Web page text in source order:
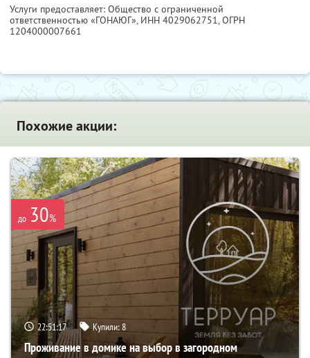
Услуги предоставляет: Общество с ограниченной
ответственностью «ГОНАЮГ», ИНН 4029062751, ОГРН
1204000007661
Похожие акции:
до 30%
22:51:16 Купили:8
Проживание в домике на выбор в загородном